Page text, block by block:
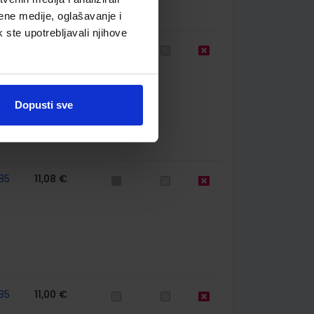
medije, oglašavanje i
ste upotrebljavali njihove
Dopusti sve
11,08 €
11,00 €